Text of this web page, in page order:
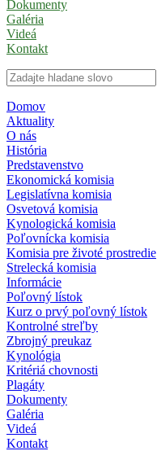
Dokumenty
Galéria
Videá
Kontakt
Domov
Aktuality
O nás
História
Predstavenstvo
Ekonomická komisia
Legislatívna komisia
Osvetová komisia
Kynologická komisia
Poľovnícka komisia
Komisia pre životé prostredie
Strelecká komisia
Informácie
Poľovný lístok
Kurz o prvý poľovný lístok
Kontrolné streľby
Zbrojný preukaz
Kynológia
Kritériá chovnosti
Plagáty
Dokumenty
Galéria
Videá
Kontakt